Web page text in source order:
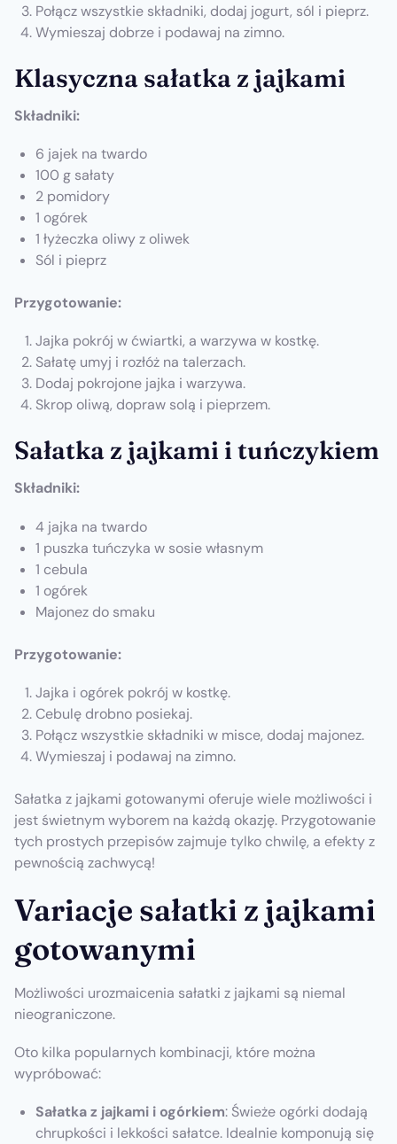
Połącz wszystkie składniki, dodaj jogurt, sól i pieprz.
Wymieszaj dobrze i podawaj na zimno.
Klasyczna sałatka z jajkami
Składniki:
6 jajek na twardo
100 g sałaty
2 pomidory
1 ogórek
1 łyżeczka oliwy z oliwek
Sól i pieprz
Przygotowanie:
Jajka pokrój w ćwiartki, a warzywa w kostkę.
Sałatę umyj i rozłóż na talerzach.
Dodaj pokrojone jajka i warzywa.
Skrop oliwą, dopraw solą i pieprzem.
Sałatka z jajkami i tuńczykiem
Składniki:
4 jajka na twardo
1 puszka tuńczyka w sosie własnym
1 cebula
1 ogórek
Majonez do smaku
Przygotowanie:
Jajka i ogórek pokrój w kostkę.
Cebulę drobno posiekaj.
Połącz wszystkie składniki w misce, dodaj majonez.
Wymieszaj i podawaj na zimno.
Sałatka z jajkami gotowanymi oferuje wiele możliwości i
jest świetnym wyborem na każdą okazję. Przygotowanie
tych prostych przepisów zajmuje tylko chwilę, a efekty z
pewnością zachwycą!
Variacje sałatki z jajkami
gotowanymi
Możliwości urozmaicenia sałatki z jajkami są niemal
nieograniczone.
Oto kilka popularnych kombinacji, które można
wypróbować:
Sałatka z jajkami i ogórkiem: Świeże ogórki dodają
chrupkości i lekkości sałatce. Idealnie komponują się